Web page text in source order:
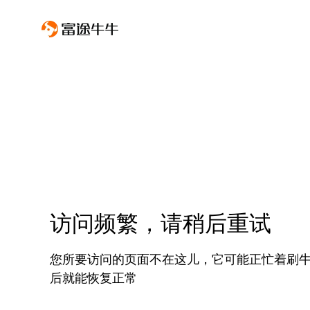
访问频繁，请稍后重试
您所要访问的页面不在这儿，它可能正忙着刷
后就能恢复正常